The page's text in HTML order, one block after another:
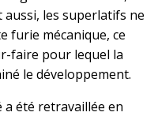
les superlatifs ne
furie mécanique, ce
faire pour lequel la
le développement.
été retravaillée en